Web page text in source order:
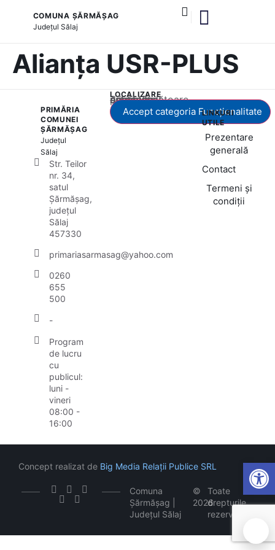
COMUNA ȘĂRMĂȘAG
Județul Sălaj
Alianța USR-PLUS
PRIMĂRIA
COMUNEI
ȘĂRMĂȘAG
Județul
Sălaj
Str. Teilor
nr. 34,
satul
Șărmășag,
județul
Sălaj
457330
primariasarmasag@yahoo.com
0260
655
500
-
Program
de lucru
cu
publicul:
luni -
vineri
08:00 -
16:00
LOCALIZARE
Acest conținut este blocat până când acceptați categoria corespunzătoare de cookie-uri.
Accept categoria Funcționalitate
LINKURI
UTILE
Prezentare
generală
Contact
Termeni și
condiții
Comuna
Șărmășag |
Județul Sălaj
©
2026
Toate
drepturile
rezervate
Concept realizat de Big Media Relații Publice SRL